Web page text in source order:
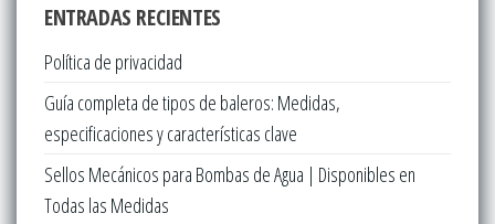
ENTRADAS RECIENTES
Política de privacidad
Guía completa de tipos de baleros: Medidas,
especificaciones y características clave
Sellos Mecánicos para Bombas de Agua | Disponibles en
Todas las Medidas